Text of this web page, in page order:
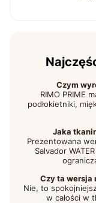
Czym
RIMO PRIME
podłokietniki,
Jaka
Prezentowana
Salvador
Czy ta wersja
Nie, to
w całości w